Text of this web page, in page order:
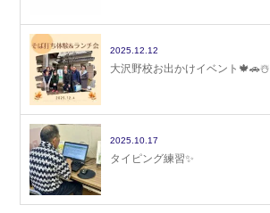
2025.12.12
大沢野校お出かけイベント🍁🚗☃️
2025.10.17
タイピング練習✨